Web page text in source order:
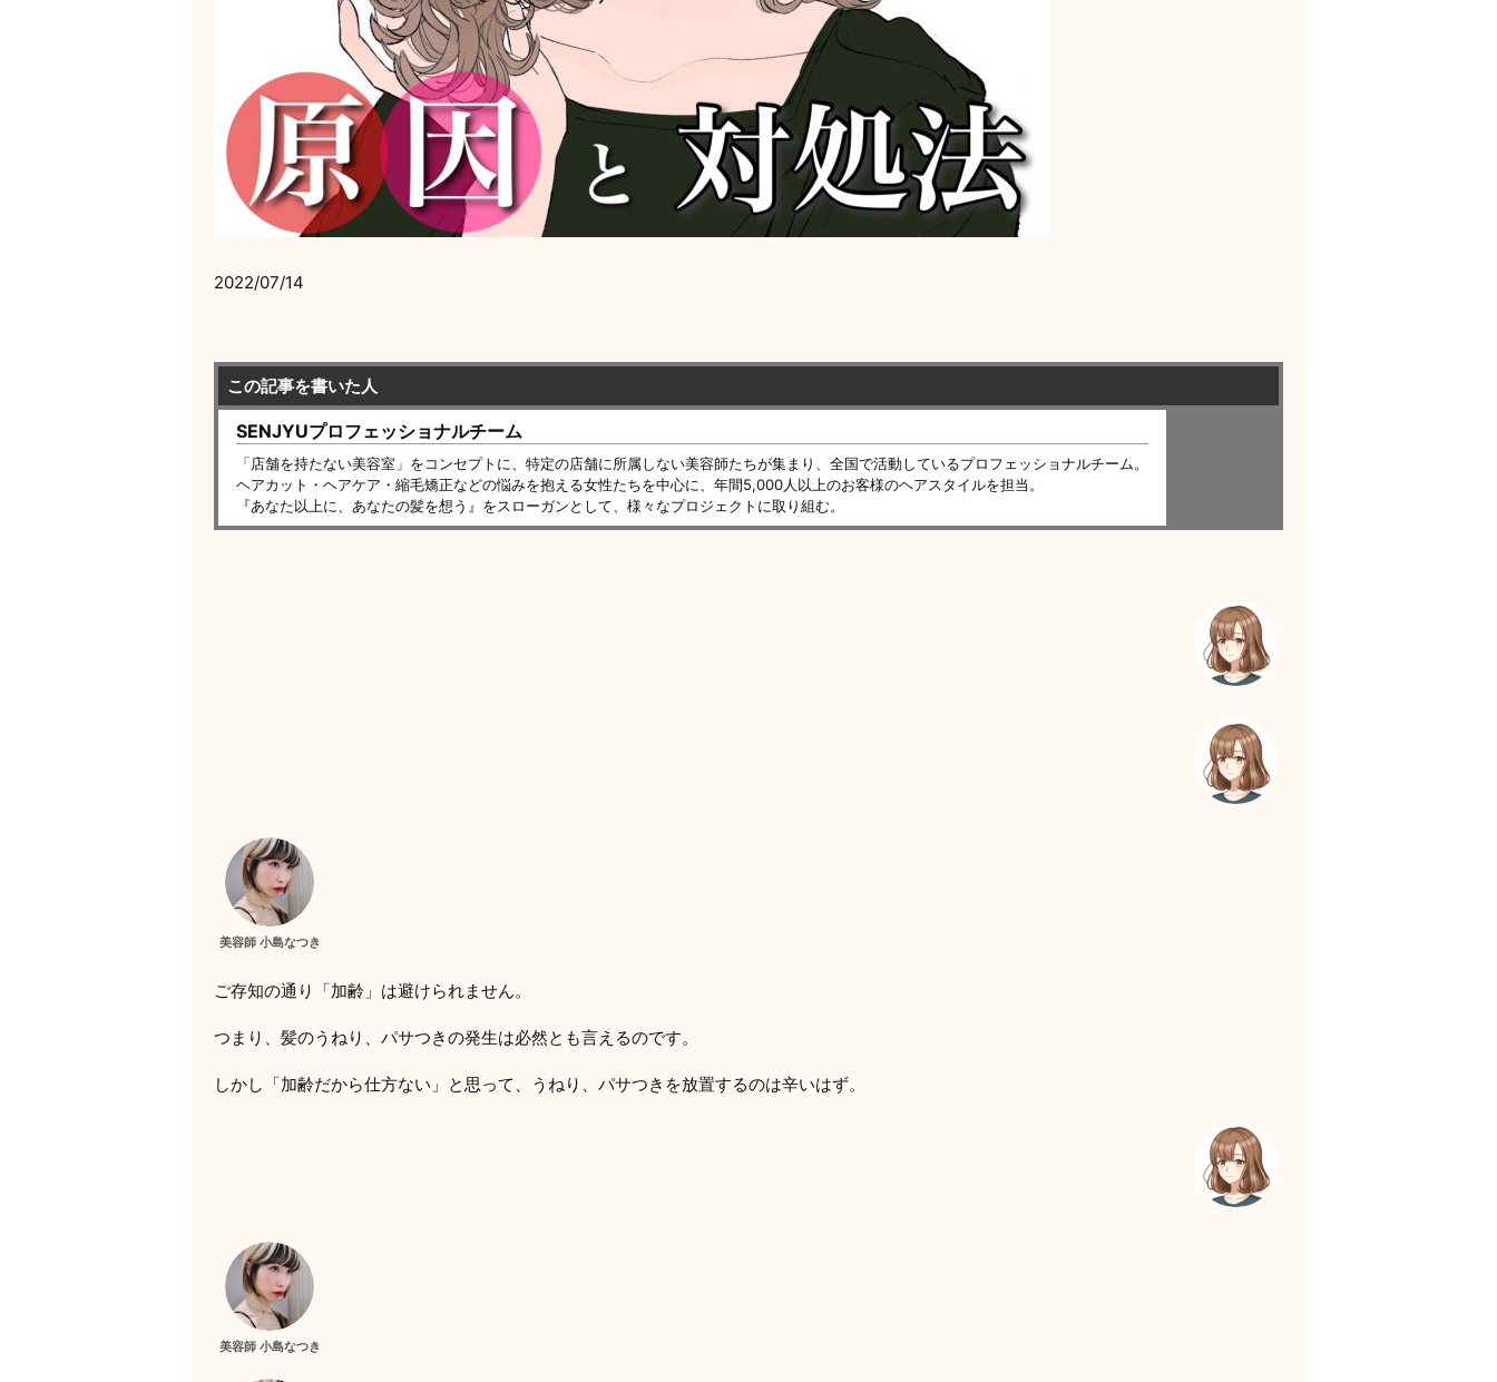
2022/07/14
この記事を書いた人
SENJYUプロフェッショナルチーム
「店舗を持たない美容室」をコンセプトに、特定の店舗に所属しない美容師たちが集まり、全国で活動しているプロフェッショナルチーム。
ヘアカット・ヘアケア・縮毛矯正などの悩みを抱える女性たちを中心に、年間5,000人以上のお客様のヘアスタイルを担当。
『あなた以上に、あなたの髪を想う』をスローガンとして、様々なプロジェクトに取り組む。
美容師 小島なつき
ご存知の通り「加齢」は避けられません。
つまり、髪のうねり、パサつきの発生は必然とも言えるのです。
しかし「加齢だから仕方ない」と思って、うねり、パサつきを放置するのは辛いはず。
美容師 小島なつき